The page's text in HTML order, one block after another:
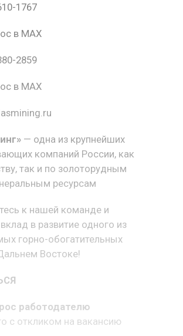
1767
в MAX
2859
в MAX
— одна из крупнейших
компаний России, как
так и по золоторудным
ресурсам
к нашей команде и
в развитие одного из
горно-обогатительных
Востоке!
работодателю
с откликом на вакансию